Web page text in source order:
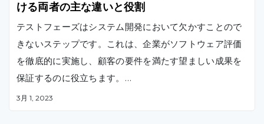
ける両者の主な違いと役割
テストフェーズはシステム開発において欠かすことので
きないステップです。これは、企業がソフトウェア評価
を徹底的に実施し、顧客の要件を満たす望ましい成果を
保証するのに役立ちます。
テストの設計時間を短縮し、開発者がシステムテストを
3月 1, 2023